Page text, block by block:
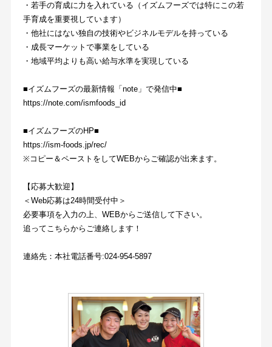
・若手の育成に力を入れている（イズムフーズでは特にこの若
手育成を重要視しています）
・他社にはない独自の技術やビジネルモデルを持っている
・成長マーケットで事業をしている
・地域平均よりも高い給与水準を実現している
■イズムフーズの最新情報「note」で発信中■
https://note.com/ismfoods_id
■イズムフーズのHP■
https://ism-foods.jp/rec/
※コピー＆ペーストをしてWEBからご確認が出来ます。
【応募大歓迎】
＜Web応募は24時間受付中＞
必要事項を入力の上、WEBからご送信して下さい。
追ってこちらからご連絡します！
連絡先：本社電話番号:024-954-5897